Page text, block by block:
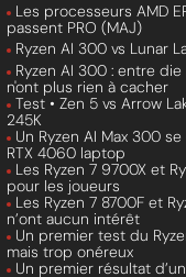
Les processeurs AMD
passent PRO (MAJ)
Ryzen AI 300 vs Lunar
Ryzen AI 300 : entre
n'ont plus rien à cacher
Test • Zen 5 vs Arrow
245K
Un Ryzen AI Max 300
RTX 4060 laptop
Les Ryzen 7 9700X et
pour les joueurs
Les Ryzen 7 8700F et
n’ont aucun intérêt
Un premier test du
mais trop onéreux
Un premier résultat